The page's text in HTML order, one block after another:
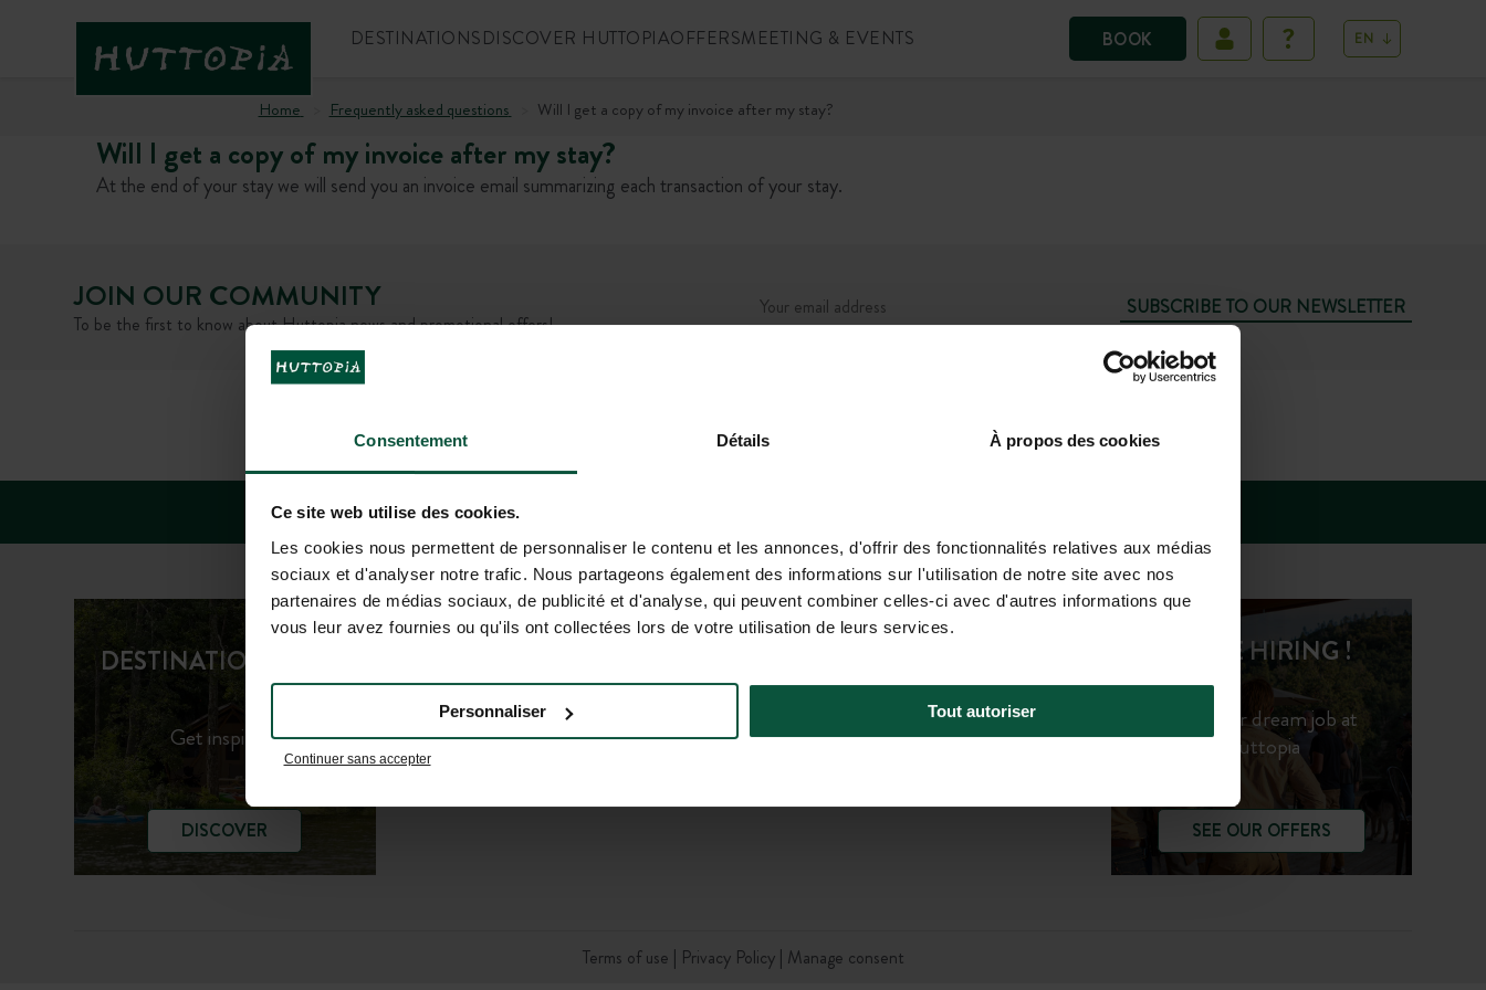
Consentement Détails À propos des cookies
Ce site web utilise des cookies.
Les cookies nous permettent de personnaliser le contenu et les annonces, d'offrir des fonctionnalités relatives aux médias
sociaux et d'analyser notre trafic. Nous partageons également des informations sur l'utilisation de notre site avec nos
partenaires de médias sociaux, de publicité et d'analyse, qui peuvent combiner celles-ci avec d'autres informations que
vous leur avez fournies ou qu'ils ont collectées lors de votre utilisation de leurs services.
Continuer sans accepter
Personnaliser Tout autoriser
BOOK
DESTINATIONSDISCOVER HUTTOPIAOFFERSMEETING & EVENTS EN
Home Frequently asked questions Will I get a copy of my invoice after my stay?
Will I get a copy of my invoice after my stay?
At the end of your stay we will send you an invoice email summarizing each transaction of your stay.
JOIN OUR COMMUNITY
To be the first to know about Huttopia news and promotional offers!
SUBSCRIBE TO OUR NEWSLETTER
MON-FRI 9.00AM-6.00PM - SAT-SUN 10.00AM-
DESTINATION GUIDE
Get inspired!
DISCOVER
Huttopia Foundation
Meeting & Events
WE'RE HIRING !
Find your dream job at
Huttopia
SEE OUR OFFERS
Terms of use Privacy Policy Manage consent